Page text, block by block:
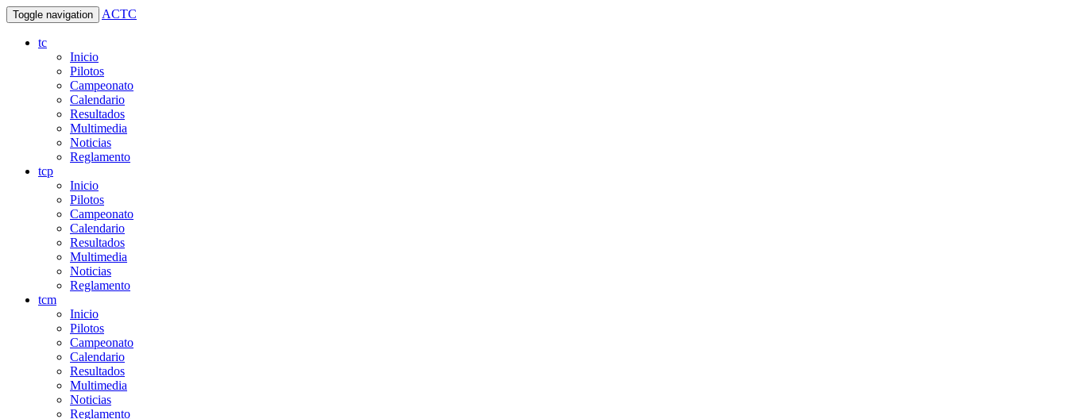
Toggle navigation ACTC
tc
Inicio
Pilotos
Campeonato
Calendario
Resultados
Multimedia
Noticias
Reglamento
tcp
Inicio
Pilotos
Campeonato
Calendario
Resultados
Multimedia
Noticias
Reglamento
tcm
Inicio
Pilotos
Campeonato
Calendario
Resultados
Multimedia
Noticias
Reglamento